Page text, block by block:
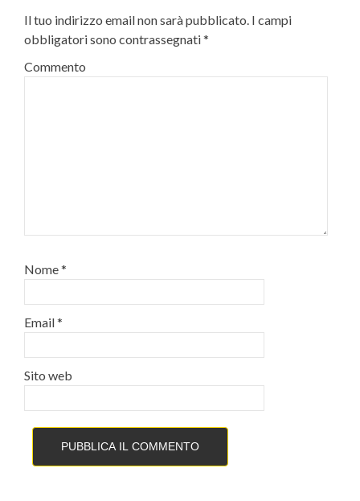
Il tuo indirizzo email non sarà pubblicato. I campi
obbligatori sono contrassegnati*
Commento
Nome*
Email*
Sito web